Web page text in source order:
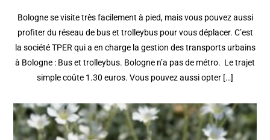
Bologne se visite très facilement à pied, mais vous pouvez aussi
profiter du réseau de bus et trolleybus pour vous déplacer. C’est
la société TPER qui a en charge la gestion des transports urbains
à Bologne : Bus et trolleybus. Bologne n’a pas de métro. Le trajet
simple coûte 1.30 euros. Vous pouvez aussi opter […]